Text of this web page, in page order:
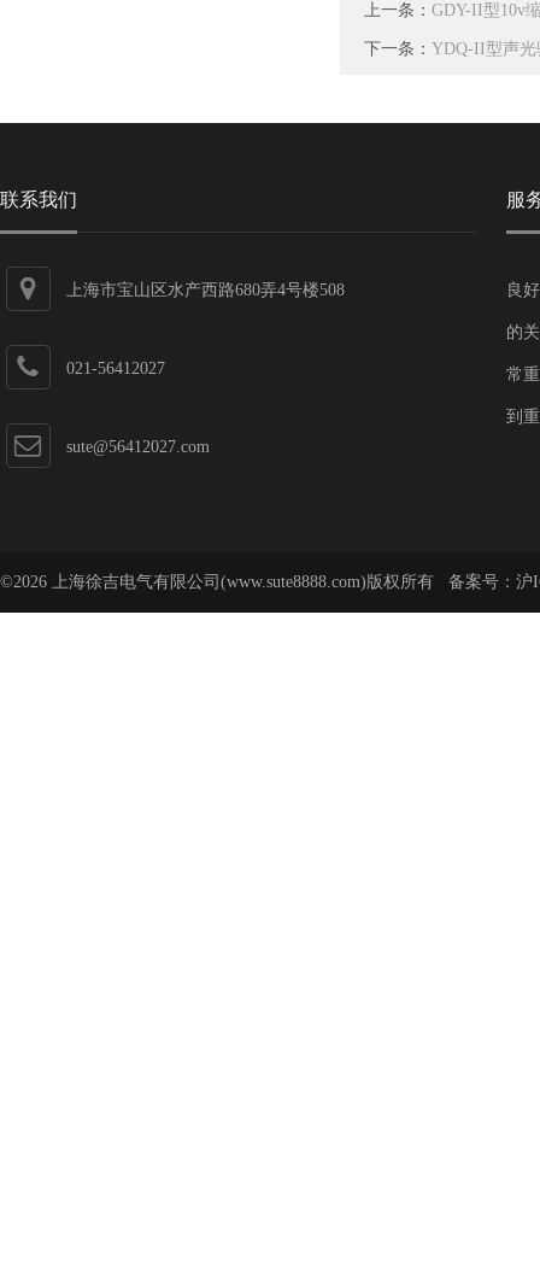
上一条： GDY-II型10v
下一条： YDQ-II型声光
联系我们
上海市宝山区水产西路680弄4号楼508
021-56412027
sute@56412027.com
服
良
的
常
到
©2026 上海徐吉电气有限公司(www.sute8888.com)版权所有 备案号： 沪